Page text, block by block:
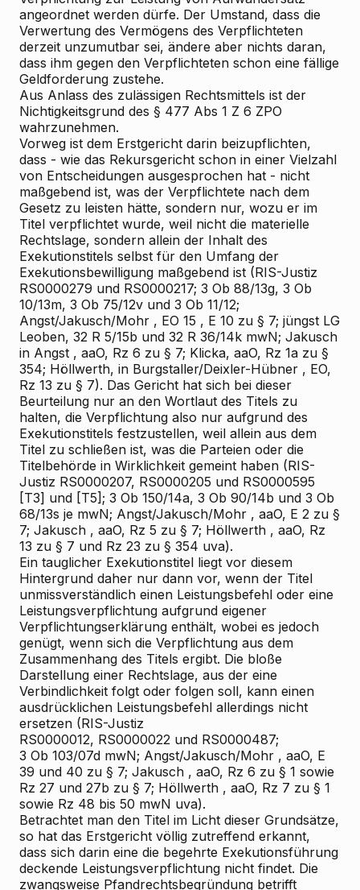
angeordnet werden dürfe. Der Umstand, dass die
Verwertung des Vermögens des Verpflichteten
derzeit unzumutbar sei, ändere aber nichts daran,
dass ihm gegen den Verpflichteten schon eine fällige
Geldforderung zustehe.
Aus Anlass des zulässigen Rechtsmittels ist der
Nichtigkeitsgrund des § 477 Abs 1 Z 6 ZPO
wahrzunehmen.
Vorweg ist dem Erstgericht darin beizupflichten,
dass - wie das Rekursgericht schon in einer Vielzahl
von Entscheidungen ausgesprochen hat - nicht
maßgebend ist, was der Verpflichtete nach dem
Gesetz zu leisten hätte, sondern nur, wozu er im
Titel verpflichtet wurde, weil nicht die materielle
Rechtslage, sondern allein der Inhalt des
Exekutionstitels selbst für den Umfang der
Exekutionsbewilligung maßgebend ist (RIS-Justiz
RS0000279 und RS0000217; 3 Ob 88/13g, 3 Ob
10/13m, 3 Ob 75/12v und 3 Ob 11/12;
Angst/Jakusch/Mohr , EO 15 , E 10 zu § 7; jüngst LG
Leoben, 32 R 5/15b und 32 R 36/14k mwN; Jakusch
in Angst , aaO, Rz 6 zu § 7; Klicka, aaO, Rz 1a zu §
354; Höllwerth, in Burgstaller/Deixler-Hübner , EO,
Rz 13 zu § 7). Das Gericht hat sich bei dieser
Beurteilung nur an den Wortlaut des Titels zu
halten, die Verpflichtung also nur aufgrund des
Exekutionstitels festzustellen, weil allein aus dem
Titel zu schließen ist, was die Parteien oder die
Titelbehörde in Wirklichkeit gemeint haben (RIS-
Justiz RS0000207, RS0000205 und RS0000595
[T3] und [T5]; 3 Ob 150/14a, 3 Ob 90/14b und 3 Ob
68/13s je mwN; Angst/Jakusch/Mohr , aaO, E 2 zu §
7; Jakusch , aaO, Rz 5 zu § 7; Höllwerth , aaO, Rz
13 zu § 7 und Rz 23 zu § 354 uva).
Ein tauglicher Exekutionstitel liegt vor diesem
Hintergrund daher nur dann vor, wenn der Titel
unmissverständlich einen Leistungsbefehl oder eine
Leistungsverpflichtung aufgrund eigener
Verpflichtungserklärung enthält, wobei es jedoch
genügt, wenn sich die Verpflichtung aus dem
Zusammenhang des Titels ergibt. Die bloße
Darstellung einer Rechtslage, aus der eine
Verbindlichkeit folgt oder folgen soll, kann einen
ausdrücklichen Leistungsbefehl allerdings nicht
ersetzen (RIS-Justiz
RS0000012, RS0000022 und RS0000487;
3 Ob 103/07d mwN; Angst/Jakusch/Mohr , aaO, E
39 und 40 zu § 7; Jakusch , aaO, Rz 6 zu § 1 sowie
Rz 27 und 27b zu § 7; Höllwerth , aaO, Rz 7 zu § 1
sowie Rz 48 bis 50 mwN uva).
Betrachtet man den Titel im Licht dieser Grundsätze,
so hat das Erstgericht völlig zutreffend erkannt,
dass sich darin eine die begehrte Exekutionsführung
deckende Leistungsverpflichtung nicht findet. Die
zwangsweise Pfandrechtsbegründung betrifft